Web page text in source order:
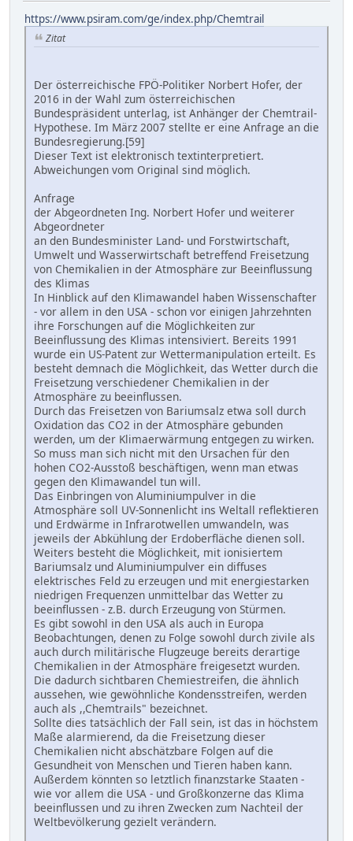
https://www.psiram.com/ge/index.php/Chemtrail
Zitat
Der österreichische FPÖ-Politiker Norbert Hofer, der
2016 in der Wahl zum österreichischen
Bundespräsident unterlag, ist Anhänger der Chemtrail-
Hypothese. Im März 2007 stellte er eine Anfrage an die
Bundesregierung.[59]
Dieser Text ist elektronisch textinterpretiert.
Abweichungen vom Original sind möglich.
Anfrage
der Abgeordneten Ing. Norbert Hofer und weiterer
Abgeordneter
an den Bundesminister Land- und Forstwirtschaft,
Umwelt und Wasserwirtschaft betreffend Freisetzung
von Chemikalien in der Atmosphäre zur Beeinflussung
des Klimas
In Hinblick auf den Klimawandel haben Wissenschafter
- vor allem in den USA - schon vor einigen Jahrzehnten
ihre Forschungen auf die Möglichkeiten zur
Beeinflussung des Klimas intensiviert. Bereits 1991
wurde ein US-Patent zur Wettermanipulation erteilt. Es
besteht demnach die Möglichkeit, das Wetter durch die
Freisetzung verschiedener Chemikalien in der
Atmosphäre zu beeinflussen.
Durch das Freisetzen von Bariumsalz etwa soll durch
Oxidation das CO2 in der Atmosphäre gebunden
werden, um der Klimaerwärmung entgegen zu wirken.
So muss man sich nicht mit den Ursachen für den
hohen CO2-Ausstoß beschäftigen, wenn man etwas
gegen den Klimawandel tun will.
Das Einbringen von Aluminiumpulver in die
Atmosphäre soll UV-Sonnenlicht ins Weltall reflektieren
und Erdwärme in Infrarotwellen umwandeln, was
jeweils der Abkühlung der Erdoberfläche dienen soll.
Weiters besteht die Möglichkeit, mit ionisiertem
Bariumsalz und Aluminiumpulver ein diffuses
elektrisches Feld zu erzeugen und mit energiestarken
niedrigen Frequenzen unmittelbar das Wetter zu
beeinflussen - z.B. durch Erzeugung von Stürmen.
Es gibt sowohl in den USA als auch in Europa
Beobachtungen, denen zu Folge sowohl durch zivile als
auch durch militärische Flugzeuge bereits derartige
Chemikalien in der Atmosphäre freigesetzt wurden.
Die dadurch sichtbaren Chemiestreifen, die ähnlich
aussehen, wie gewöhnliche Kondensstreifen, werden
auch als ,,Chemtrails" bezeichnet.
Sollte dies tatsächlich der Fall sein, ist das in höchstem
Maße alarmierend, da die Freisetzung dieser
Chemikalien nicht abschätzbare Folgen auf die
Gesundheit von Menschen und Tieren haben kann.
Außerdem könnten so letztlich finanzstarke Staaten -
wie vor allem die USA - und Großkonzerne das Klima
beeinflussen und zu ihren Zwecken zum Nachteil der
Weltbevölkerung gezielt verändern.